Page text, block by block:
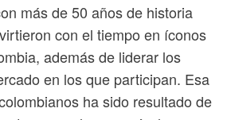
más de 50 años de historia
con el tiempo en íconos
además de liderar los
en los que participan. Esa
ha sido resultado de